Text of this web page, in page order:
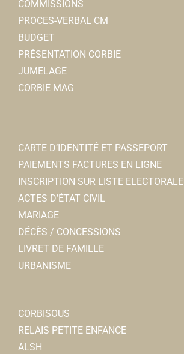
COMMISSIONS
PROCES-VERBAL CM
BUDGET
PRÉSENTATION CORBIE
JUMELAGE
CORBIE MAG
CARTE D’IDENTITÉ ET PASSEPORT
PAIEMENTS FACTURES EN LIGNE
INSCRIPTION SUR LISTE ELECTORALE
ACTES D’ÉTAT CIVIL
MARIAGE
DÉCÈS / CONCESSIONS
LIVRET DE FAMILLE
URBANISME
CORBISOUS
RELAIS PETITE ENFANCE
ALSH